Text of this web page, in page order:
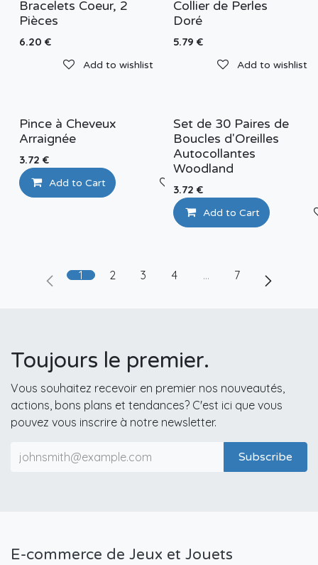
Bracelets Coeur, 2
Pièces
6.20 €
Add to wishlist
Collier de Perles
Doré
5.79 €
Add to wishlist
Pince à Cheveux
Arraignée
3.72 €
Add to Cart
Set de 30 Paires de
Boucles d'Oreilles
Autocollantes
Woodland
3.72 €
Add to Cart
1 2 3 4 … 7
Toujours le premier.
Vous souhaitez recevoir en premier nos nouveautés,
actions, bons plans et tendances? C'est ici que vous
pouvez vous inscrire à notre newsletter.
Subscribe
E-commerce de Jeux et Jouets